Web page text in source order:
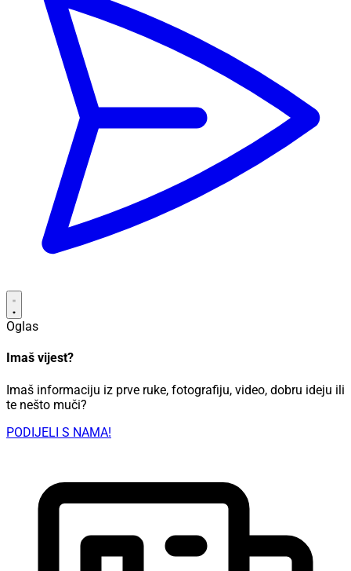
Oglas
Imaš vijest?
Imaš informaciju iz prve ruke, fotografiju, video, dobru ideju ili
te nešto muči?
PODIJELI S NAMA!